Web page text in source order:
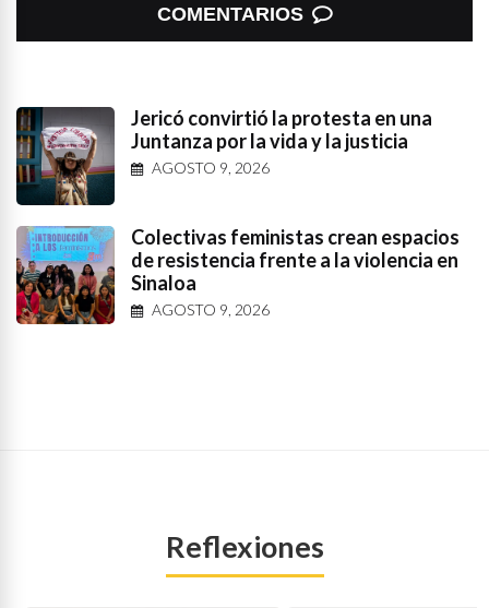
COMENTARIOS
Jericó convirtió la protesta en una
Juntanza por la vida y la justicia
AGOSTO 9, 2026
Colectivas feministas crean espacios
de resistencia frente a la violencia en
Sinaloa
AGOSTO 9, 2026
Reflexiones